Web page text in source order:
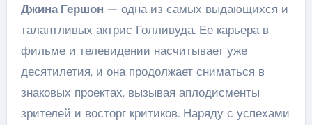
Джина Гершон — одна из самых выдающихся и
талантливых актрис Голливуда. Ее карьера в
фильме и телевидении насчитывает уже
десятилетия, и она продолжает сниматься в
знаковых проектах, вызывая аплодисменты
зрителей и восторг критиков. Наряду с успехами